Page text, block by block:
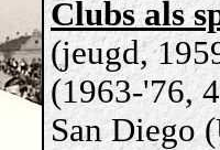
Clubs als
(jeugd,
(1963-'76,
San Diego